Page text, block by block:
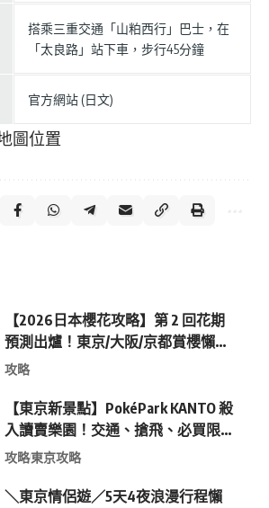
搭乘三重交通「山粕西行」巴士，在
「太良路」站下車，步行45分鐘
官方網站 (日文)
圖位置
【2026日本櫻花攻略】第 2 回花期
預測出爐！東京/大阪/京都賞櫻懶人
包 (附最新時間表)
攻略
【東京新景點】PokéPark KANTO 殺
入讀賣樂園！交通、搶飛、必買限
定周邊全攻略
攻略東京攻略
＼東京情侶遊／5天4夜浪漫行程懶